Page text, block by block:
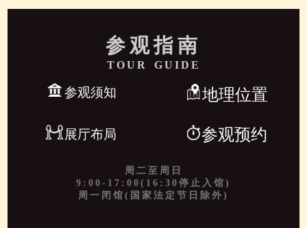
参观指南
TOUR GUIDE
参观须知 地理位置
展厅布局 参观预约
周二至周日
9:00-17:00(16:30停止入馆)
周一闭馆(国家法定节日除外)